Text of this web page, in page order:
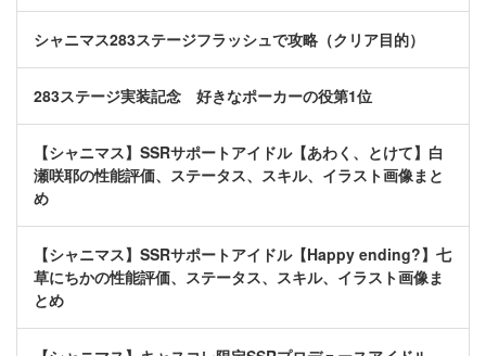
シャニマス283ステージフラッシュで攻略（クリア目的）
283ステージ実装記念 好きなポーカーの役第1位
【シャニマス】SSRサポートアイドル【あわく、とけて】白
瀬咲耶の性能評価、ステータス、スキル、イラスト画像まと
め
【シャニマス】SSRサポートアイドル【Happy ending?】七
草にちかの性能評価、ステータス、スキル、イラスト画像ま
とめ